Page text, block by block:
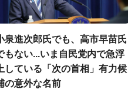
泉進次郎氏でも、高市早苗氏
もない...いま自民党内で急浮
上している「次の首相」有力候
の意外な名前